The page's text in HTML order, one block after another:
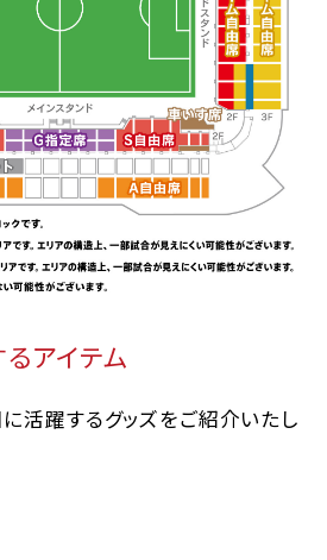
アイテム
活躍するグッズをご紹介いたし